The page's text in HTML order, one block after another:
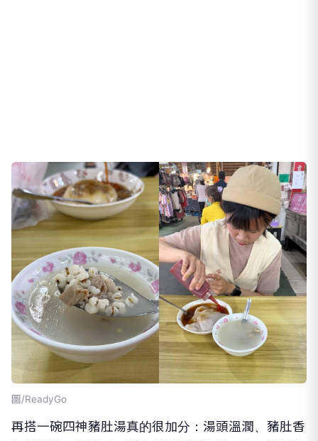
圖/ReadyGo
再搭一碗四神豬肚湯真的很加分：湯頭溫潤、豬肚香